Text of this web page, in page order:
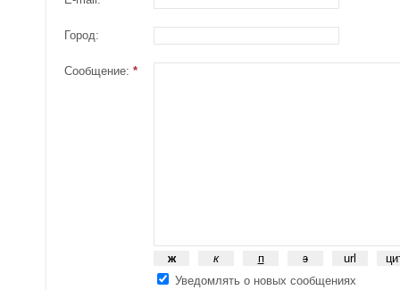
Город:
Сообщение: *
Уведомлять о новых сообщениях